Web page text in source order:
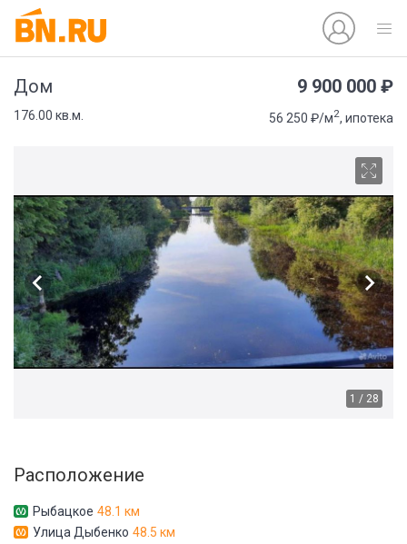
Дом 9 900 000 ₽
176.00 кв.м. 56 250 ₽/м2, ипотека
1 / 28
Расположение
Рыбацкое 48.1 км
Улица Дыбенко 48.5 км